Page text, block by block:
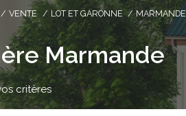
VENTE LOT ET GARONNE MARMANDE
Marmande
critères